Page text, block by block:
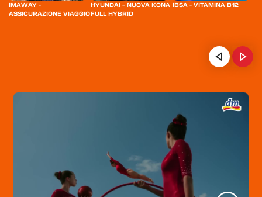
CATEGORIE
IMAWAY -
ASSICURAZIONE VIAGGIO
HYUNDAI – NUOVA KONA
FULL HYBRID
IBSA - VITAMINA B12